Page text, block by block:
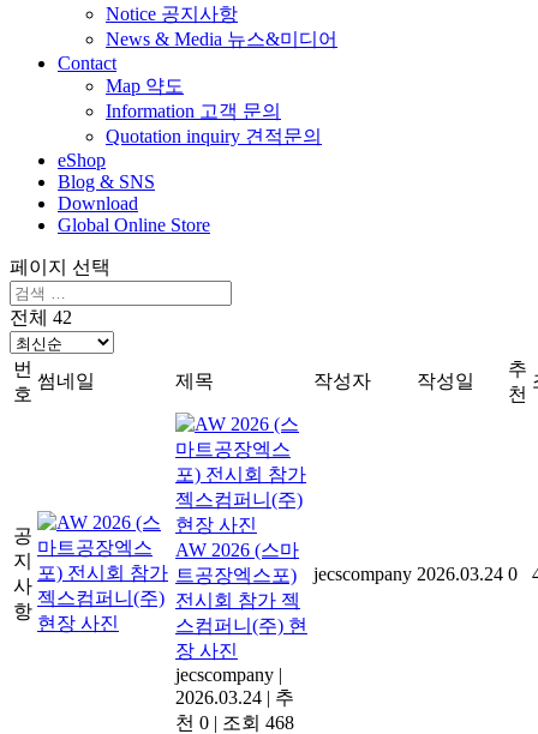
Notice 공지사항
News & Media 뉴스&미디어
Contact
Map 약도
Information 고객 문의
Quotation inquiry 견적문의
eShop
Blog & SNS
Download
Global Online Store
페이지 선택
전체 42
번
호
썸네일 제목 작성자 작성일
추
천
공
지
사
항
AW 2026 (스마
트공장엑스포)
전시회 참가 젝
스컴퍼니(주) 현
장 사진
jecscompany |
2026.03.24 | 추
천 0 | 조회 468
jecscompany 2026.03.24 0